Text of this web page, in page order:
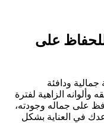
للحفاظ على
ودافئة
الزاهية لفترة
على جماله وجودته،
في العناية بشكل